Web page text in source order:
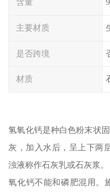
主要材质
是否跨境
材质
氢氧化钙是种白色粉末状
灰，加入水后，呈上下两
浊液称作石灰乳或石灰浆。
氧化钙不能和磷肥混用。